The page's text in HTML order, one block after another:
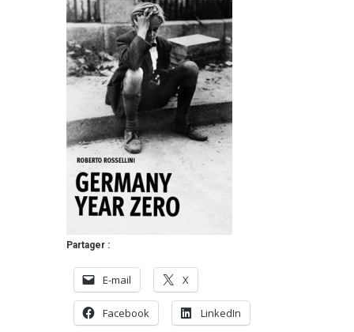
Partager :
E-mail X
Facebook LinkedIn